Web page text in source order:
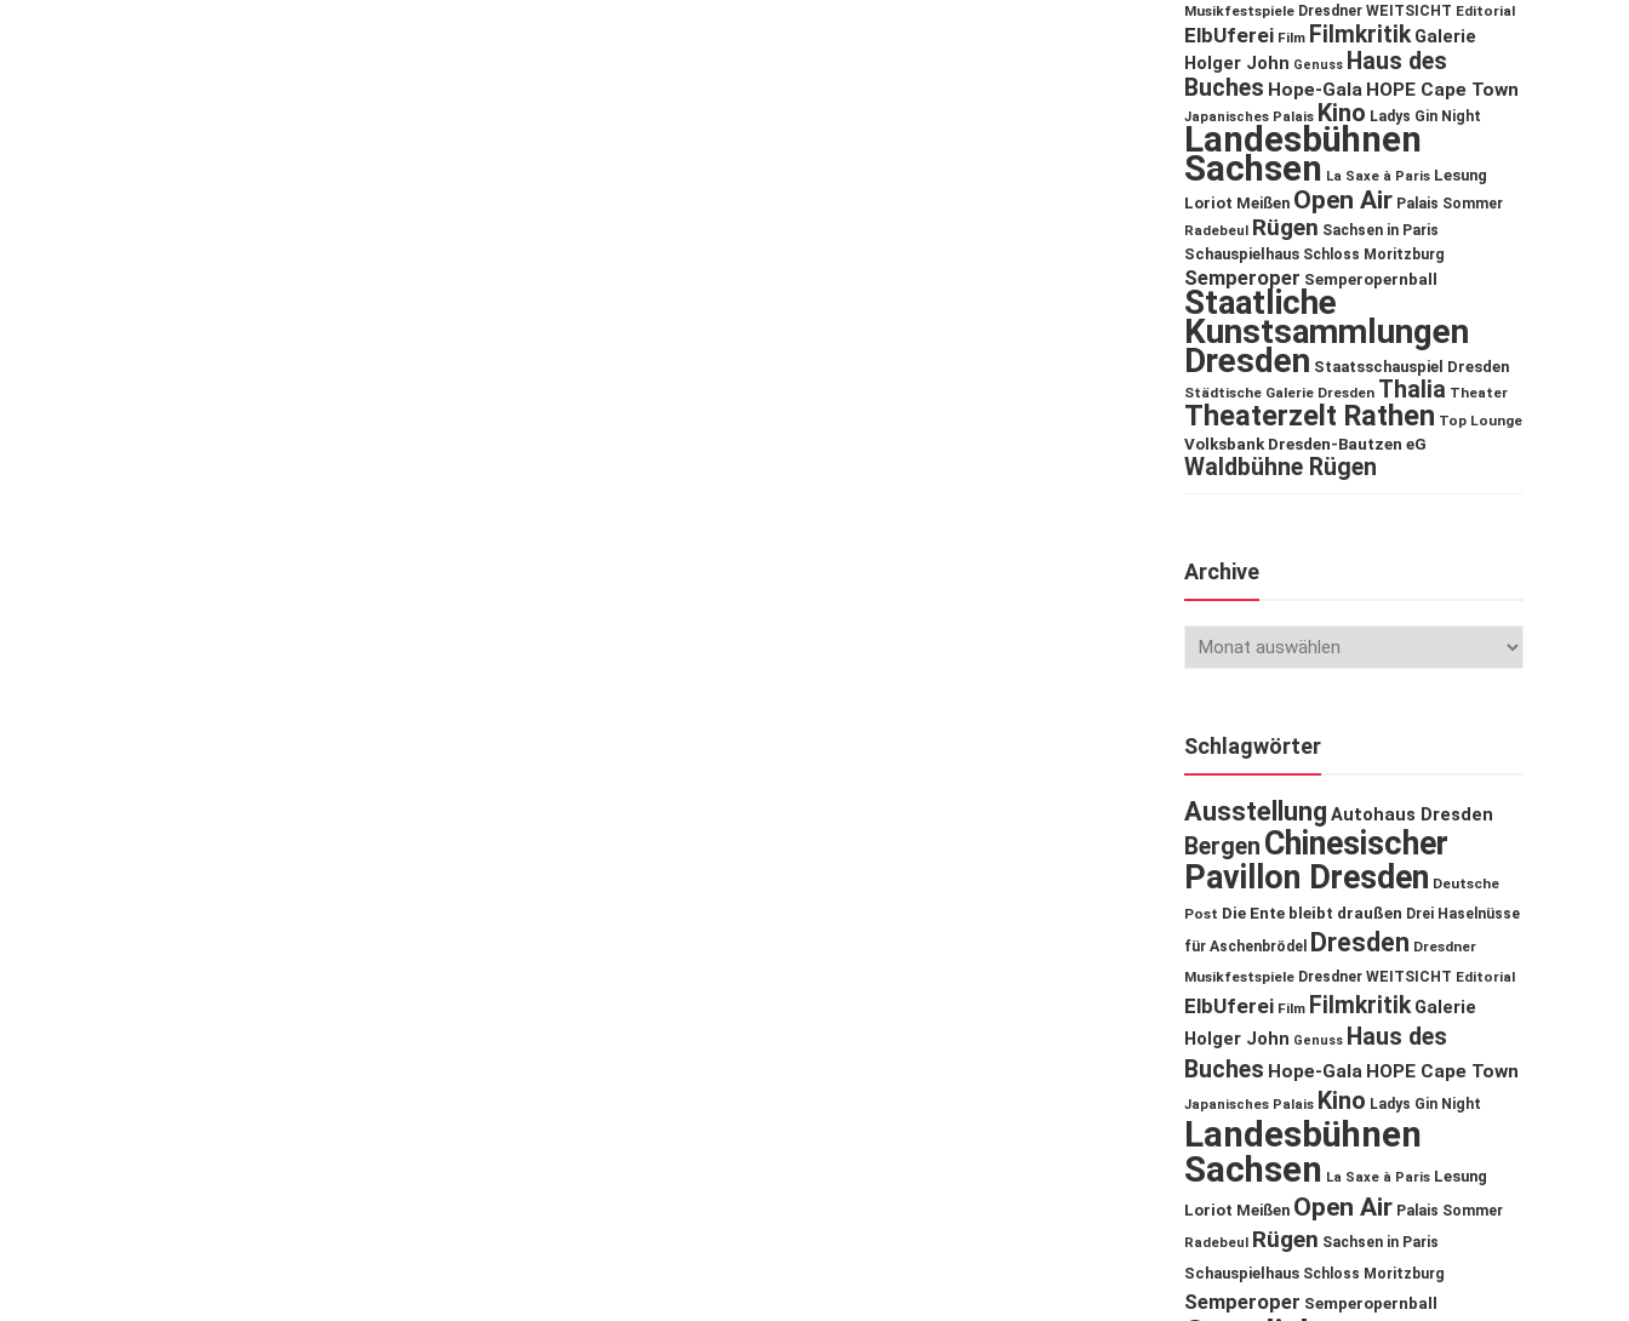
Musikfestspiele Dresdner WEITSICHT Editorial
ElbUferei Film Filmkritik Galerie
Holger John Genuss Haus des
Buches Hope-Gala HOPE Cape Town
Japanisches Palais Kino Ladys Gin Night
Landesbühnen
Sachsen La Saxe à Paris Lesung
Loriot Meißen Open Air Palais Sommer
Radebeul Rügen Sachsen in Paris
Schauspielhaus Schloss Moritzburg
Semperoper Semperopernball
Staatliche
Kunstsammlungen
Dresden Staatsschauspiel Dresden
Städtische Galerie Dresden Thalia Theater
Theaterzelt Rathen Top Lounge
Volksbank Dresden-Bautzen eG
Waldbühne Rügen
Archive
Schlagwörter
Ausstellung Autohaus Dresden
Bergen Chinesischer
Pavillon Dresden Deutsche
Post Die Ente bleibt draußen Drei Haselnüsse
für Aschenbrödel
Dresden Dresdner
Musikfestspiele Dresdner WEITSICHT Editorial
ElbUferei Film Filmkritik Galerie
Holger John Genuss Haus des
Buches Hope-Gala HOPE Cape Town
Japanisches Palais Kino Ladys Gin Night
Landesbühnen
Sachsen La Saxe à Paris Lesung
Loriot Meißen Open Air Palais Sommer
Radebeul Rügen Sachsen in Paris
Schauspielhaus Schloss Moritzburg
Semperoper Semperopernball